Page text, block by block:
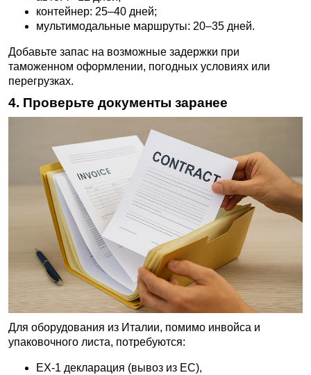
контейнер: 25–40 дней;
мультимодальные маршруты: 20–35 дней.
Добавьте запас на возможные задержки при
таможенном оформлении, погодных условиях или
перегрузках.
4. Проверьте документы заранее
Для оборудования из Италии, помимо инвойса и
упаковочного листа, потребуются:
EX-1 декларация (вывоз из ЕС),